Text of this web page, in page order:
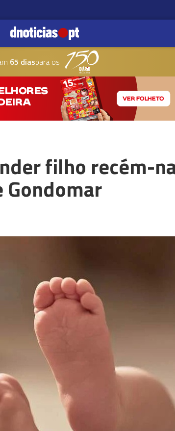
65 diaspara os
filho recém-
Gondomar